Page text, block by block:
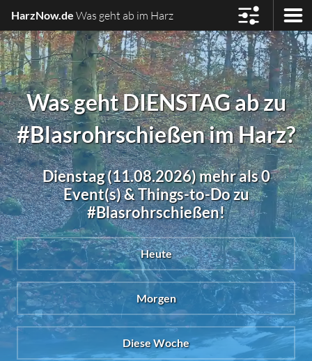
HarzNow.de Was geht ab im Harz
Was geht DIENSTAG ab zu
#Blasrohrschießen im Harz?
Dienstag (11.08.2026) mehr als 0
Event(s) & Things-to-Do zu
#Blasrohrschießen!
Heute
Morgen
Diese Woche